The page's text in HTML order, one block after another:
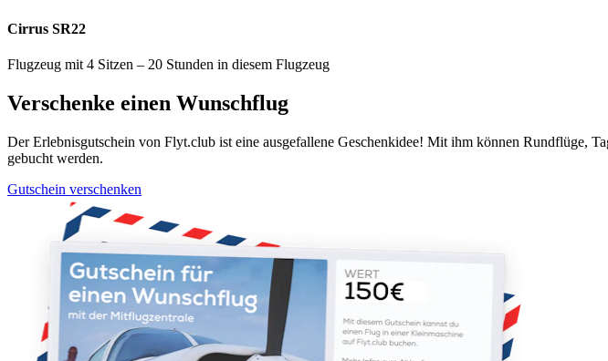
Cirrus SR22
Flugzeug mit 4 Sitzen – 20 Stunden in diesem Flugzeug
Verschenke einen Wunschflug
Der Erlebnisgutschein von Flyt.club ist eine ausgefallene Geschenkidee! Mit ihm können Rundflüge,
gebucht werden.
Gutschein verschenken